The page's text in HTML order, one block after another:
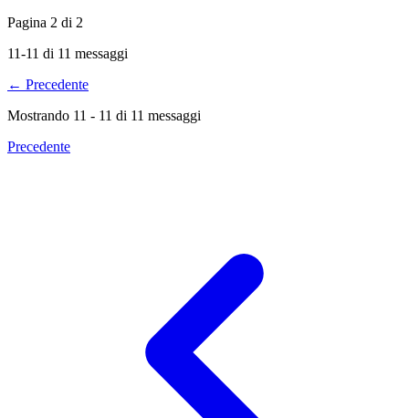
Pagina 2 di 2
11-11 di 11 messaggi
← Precedente
Mostrando 11 - 11 di 11 messaggi
Precedente